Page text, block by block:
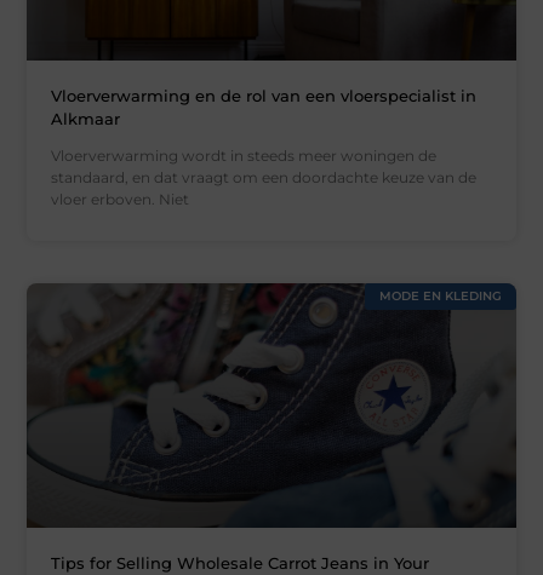
Vloerverwarming en de rol van een vloerspecialist in
Alkmaar
Vloerverwarming wordt in steeds meer woningen de
standaard, en dat vraagt om een doordachte keuze van de
vloer erboven. Niet
MODE EN KLEDING
Tips for Selling Wholesale Carrot Jeans in Your